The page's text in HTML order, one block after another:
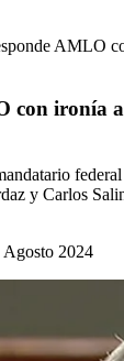
AMLO
con ironía
y Carlos
2024